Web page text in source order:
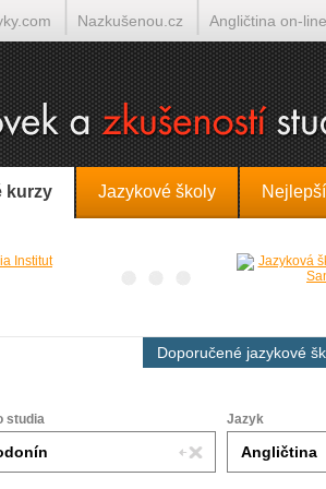
kurzy Jazykové školy
Doporučené jazykové
studia Jazyk
Nazkušenou.cz Angličtina on-line